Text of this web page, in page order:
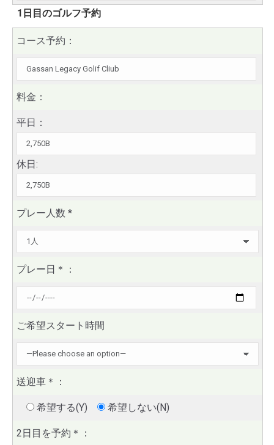
1日目のゴルフ予約
コース予約：
料金：
平日：
休日:
プレー人数 *
プレー日 ＊ ：
ご希望スタート時間
送迎車 ＊ ：
希望する(Y) 希望しない(N)
2日目を予約 ＊ ：